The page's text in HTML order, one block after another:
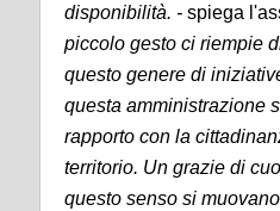
disponibilità. - spiega
piccolo gesto ci riempie
questo genere di
questa amministrazione
rapporto con la
territorio. Un grazie di
questo senso si